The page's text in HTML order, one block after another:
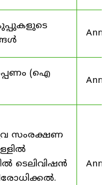
(ഐ
സംരക്ഷണ
ടെലിവിഷൻ